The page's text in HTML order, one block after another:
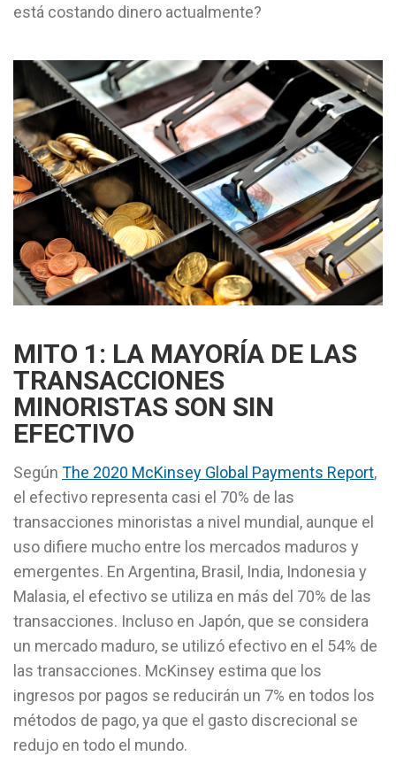
está costando dinero actualmente?
MITO 1: LA MAYORÍA DE LAS
TRANSACCIONES
MINORISTAS SON SIN
EFECTIVO
Según The 2020 McKinsey Global Payments Report,
el efectivo representa casi el 70% de las
transacciones minoristas a nivel mundial, aunque el
uso difiere mucho entre los mercados maduros y
emergentes. En Argentina, Brasil, India, Indonesia y
Malasia, el efectivo se utiliza en más del 70% de las
transacciones. Incluso en Japón, que se considera
un mercado maduro, se utilizó efectivo en el 54% de
las transacciones. McKinsey estima que los
ingresos por pagos se reducirán un 7% en todos los
métodos de pago, ya que el gasto discrecional se
redujo en todo el mundo.